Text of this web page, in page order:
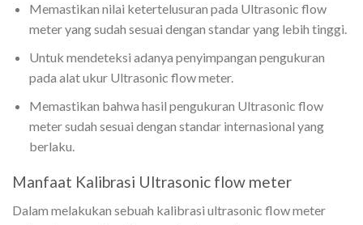
Memastikan nilai ketertelusuran pada Ultrasonic flow
meter yang sudah sesuai dengan standar yang lebih tinggi.
Untuk mendeteksi adanya penyimpangan pengukuran
pada alat ukur Ultrasonic flow meter.
Memastikan bahwa hasil pengukuran Ultrasonic flow
meter sudah sesuai dengan standar internasional yang
berlaku.
Manfaat Kalibrasi Ultrasonic flow meter
Dalam melakukan sebuah kalibrasi ultrasonic flow meter